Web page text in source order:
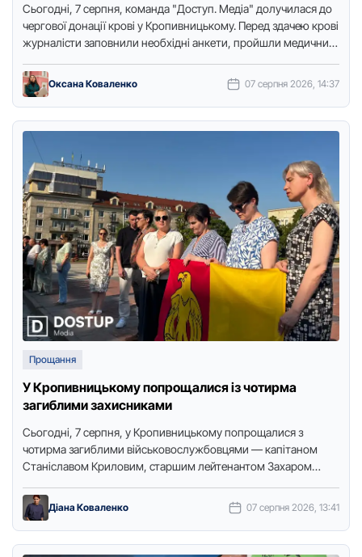
Сьогодні, 7 серпня, команда "Доступ. Медіа" долучилася до
чергової донації крові у Кропивницькому. Перед здачею крові
журналісти заповнили необхідні анкети, пройшли медичний
Оксана Коваленко 07 серпня 2026, 14:37
Прощання
У Кропивницькому попрощалися із чотирма
загиблими захисниками
Сьогодні, 7 серпня, у Кропивницькому попрощалися з
чотирма загиблими військовослужбовцями — капітаном
Станіславом Криловим, старшим лейтенантом Захаром
Єсьманом. Про …
Діана Коваленко 07 серпня 2026, 13:41